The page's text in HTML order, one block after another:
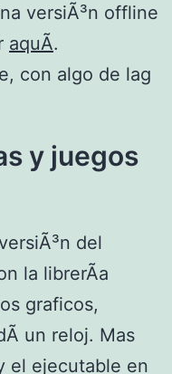
versiÃ³n offline
aquÃ­.
con algo de lag
y juegos
del
la librerÃ­a
graficos,
un reloj. Mas
el ejecutable en